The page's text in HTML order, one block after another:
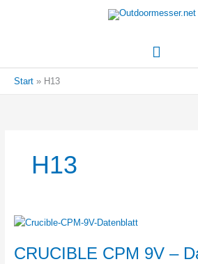
Start H13
H13
CRUCIBLE CPM 9V –